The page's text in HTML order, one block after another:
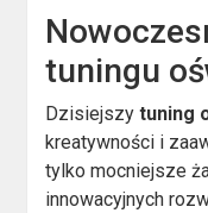
tuningu
Dzisiejszytuning
kreatywności i
tylko mocniejsze
innowacyjnych